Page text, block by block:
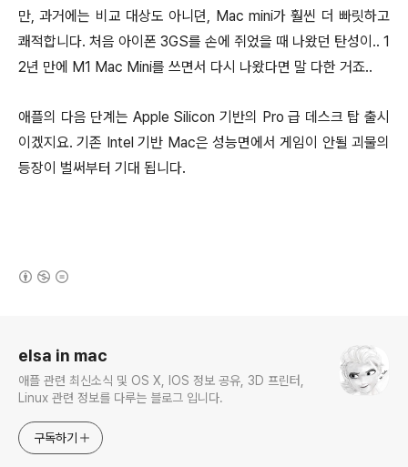
만, 과거에는 비교 대상도 아니뎐, Mac mini가 훨씬 더 빠릿하고
쾌적합니다. 처음 아이폰 3GS를 손에 쥐었을 때 나왔던 탄성이.. 1
2년 만에 M1 Mac Mini를 쓰면서 다시 나왔다면 말 다한 거죠..
애플의 다음 단계는 Apple Silicon 기반의 Pro 급 데스크 탑 출시
이겠지요. 기존 Intel 기반 Mac은 성능면에서 게임이 안될 괴물의
등장이 벌써부터 기대 됩니다.
elsa in mac
애플 관련 최신소식 및 OS X, IOS 정보 공유, 3D 프린터,
Linux 관련 정보를 다루는 블로그 입니다.
구독하기